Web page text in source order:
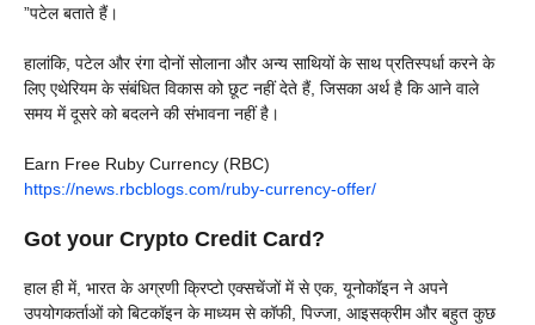
”पटेल बताते हैं।
हालांकि, पटेल और रंगा दोनों सोलाना और अन्य साथियों के साथ प्रतिस्पर्धा करने के
लिए एथेरियम के संबंधित विकास को छूट नहीं देते हैं, जिसका अर्थ है कि आने वाले
समय में दूसरे को बदलने की संभावना नहीं है।
Earn Free Ruby Currency (RBC)
https://news.rbcblogs.com/ruby-currency-offer/
Got your Crypto Credit Card?
हाल ही में, भारत के अग्रणी क्रिप्टो एक्सचेंजों में से एक, यूनोकॉइन ने अपने
उपयोगकर्ताओं को बिटकॉइन के माध्यम से कॉफी, पिज्जा, आइसक्रीम और बहुत कुछ